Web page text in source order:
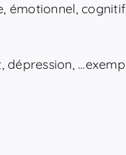
émotionnel,